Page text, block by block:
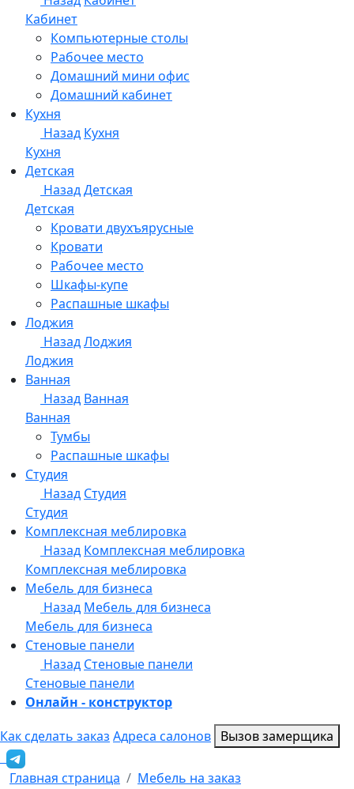
Онлайн - конструктор
Как сделать заказ Адреса салонов Вызов замерщика
Главная страница
Мебель на заказ